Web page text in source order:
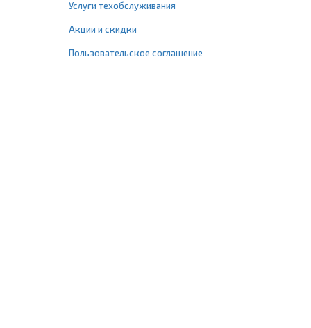
Услуги техобслуживания
Акции и скидки
Пользовательское соглашение